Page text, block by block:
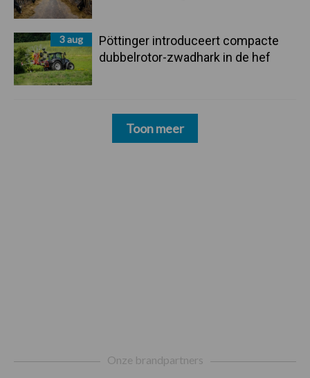
3 aug
Pöttinger introduceert compacte
dubbelrotor-zwadhark in de hef
Toon meer
Onze brandpartners